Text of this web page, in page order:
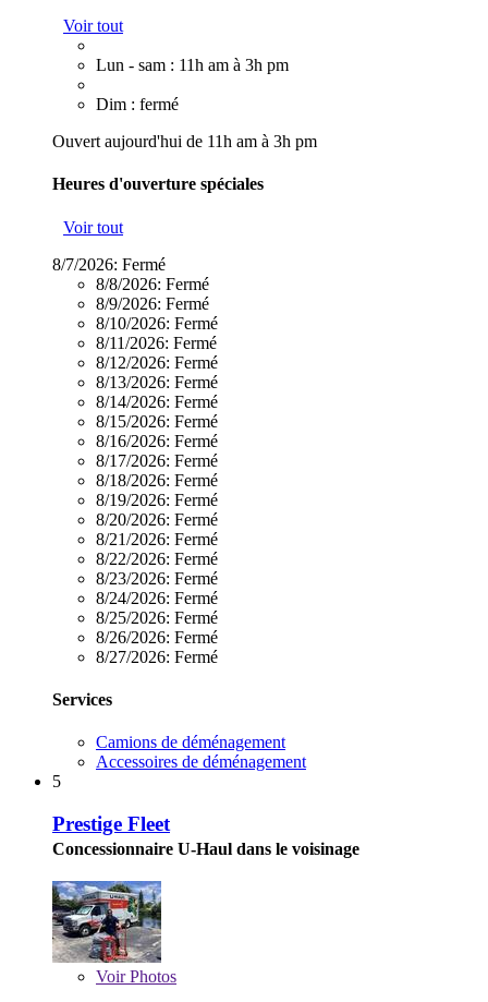
Voir tout
Lun - sam : 11h am à 3h pm
Dim : fermé
Ouvert aujourd'hui de 11h am à 3h pm
Heures d'ouverture spéciales
Voir tout
8/7/2026: Fermé
8/8/2026: Fermé
8/9/2026: Fermé
8/10/2026: Fermé
8/11/2026: Fermé
8/12/2026: Fermé
8/13/2026: Fermé
8/14/2026: Fermé
8/15/2026: Fermé
8/16/2026: Fermé
8/17/2026: Fermé
8/18/2026: Fermé
8/19/2026: Fermé
8/20/2026: Fermé
8/21/2026: Fermé
8/22/2026: Fermé
8/23/2026: Fermé
8/24/2026: Fermé
8/25/2026: Fermé
8/26/2026: Fermé
8/27/2026: Fermé
Services
Camions de déménagement
Accessoires de déménagement
5
Prestige Fleet
Concessionnaire U-Haul dans le voisinage
VoirPhotos